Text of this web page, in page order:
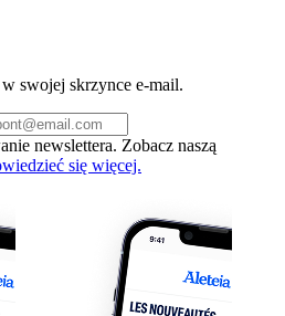
swojej skrzynce e-mail.
newslettera. Zobacz naszą
się więcej.